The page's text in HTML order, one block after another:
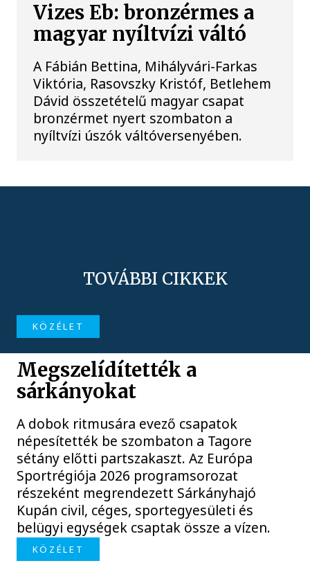
Vizes Eb: bronzérmes a
magyar nyíltvízi váltó
A Fábián Bettina, Mihályvári-Farkas
Viktória, Rasovszky Kristóf, Betlehem
Dávid összetételű magyar csapat
bronzérmet nyert szombaton a
nyíltvízi úszók váltóversenyében.
TOVÁBBI CIKKEK
KÖZÉLET
Megszelídítették a
sárkányokat
A dobok ritmusára evező csapatok
népesítették be szombaton a Tagore
sétány előtti partszakaszt. Az Európa
Sportrégiója 2026 programsorozat
részeként megrendezett Sárkányhajó
Kupán civil, céges, sportegyesületi és
belügyi egységek csaptak össze a vízen.
KÖZÉLET